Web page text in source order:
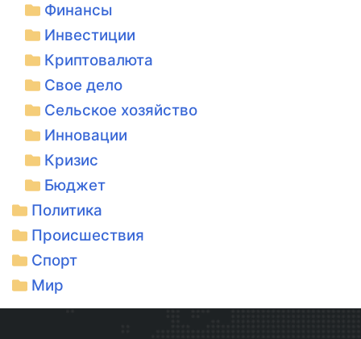
Финансы
Инвестиции
Криптовалюта
Свое дело
Сельское хозяйство
Инновации
Кризис
Бюджет
Политика
Происшествия
Спорт
Мир